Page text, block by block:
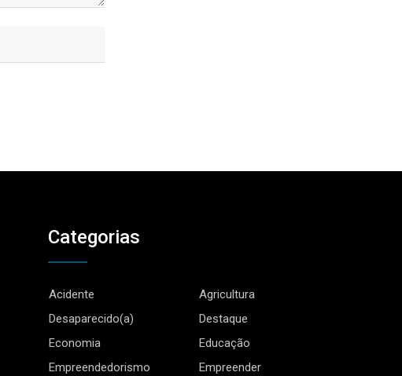
Categorias
Acidente
Agricultura
Desaparecido(a)
Destaque
Economia
Educação
Empreendedorismo
Empreender